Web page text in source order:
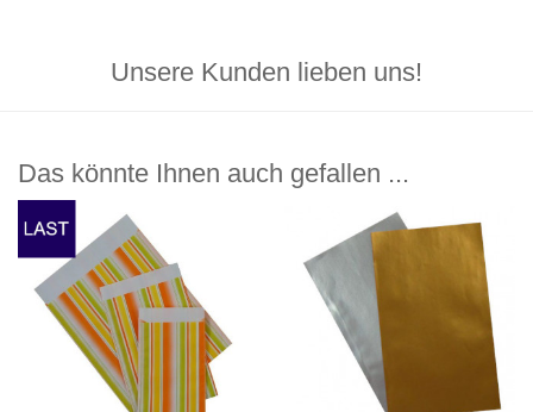
Unsere Kunden lieben uns!
Das könnte Ihnen auch gefallen ...